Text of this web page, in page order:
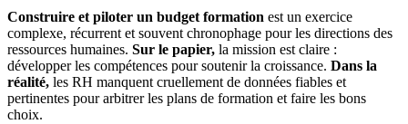
Construire et piloter un budget formation est un exercice
complexe, récurrent et souvent chronophage pour les directions des
ressources humaines. Sur le papier, la mission est claire :
développer les compétences pour soutenir la croissance. Dans la
réalité, les RH manquent cruellement de données fiables et
pertinentes pour arbitrer les plans de formation et faire les bons
choix.